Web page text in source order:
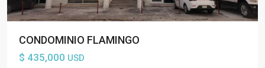
CONDOMINIO FLAMINGO
$ 435,000 USD